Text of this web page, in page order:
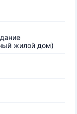
жилой дом)